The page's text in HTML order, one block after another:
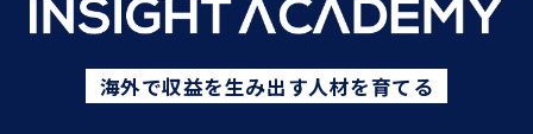
海外で収益を生み出す人材を育てる